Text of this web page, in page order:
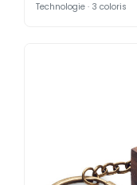
Technologie · 3 coloris